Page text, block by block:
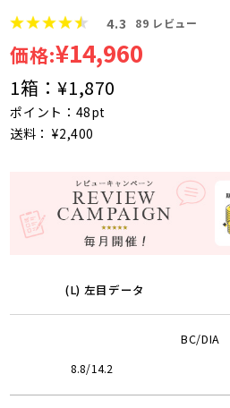
4.3 89 レビュー
価格:¥14,960
1箱：¥1,870
ポイント：48pt
送料： ¥2,400
(L) 左目データ
BC/DIA
8.8/14.2